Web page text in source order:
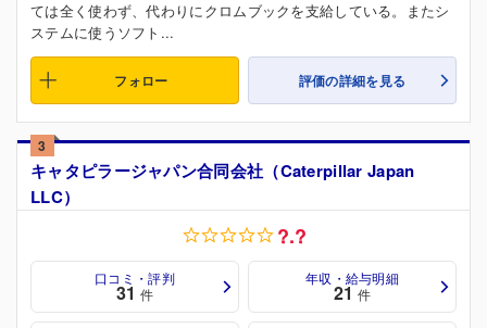
ては全く使わず、代わりにクロムブックを支給している。またシ
ステムに使うソフト...
フォロー 評価の詳細を見る
3
キャタピラージャパン合同会社（Caterpillar Japan
LLC）
?.?
口コミ・評判
31 件
年収・給与明細
21 件